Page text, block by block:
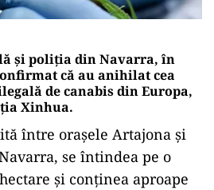
şi poliţia din Navarra, în
că au anihilat cea
de canabis din Europa,
Xinhua.
între oraşele Artajona şi
se întindea pe o
şi conţinea aproape